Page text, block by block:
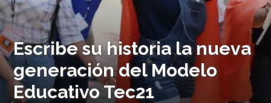
Escribe su historia la nueva
generación del Modelo
Educativo Tec21